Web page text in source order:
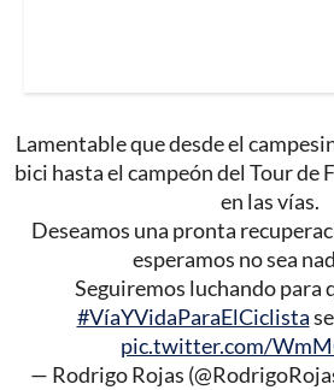
Lamentable que desde el
bici hasta el campeón del Tour de
en las vías.
Deseamos una pronta
esperamos no sea
Seguiremos luchando para
#VíaYVidaParaElCiclista
pic.twitter.com/
— Rodrigo Rojas